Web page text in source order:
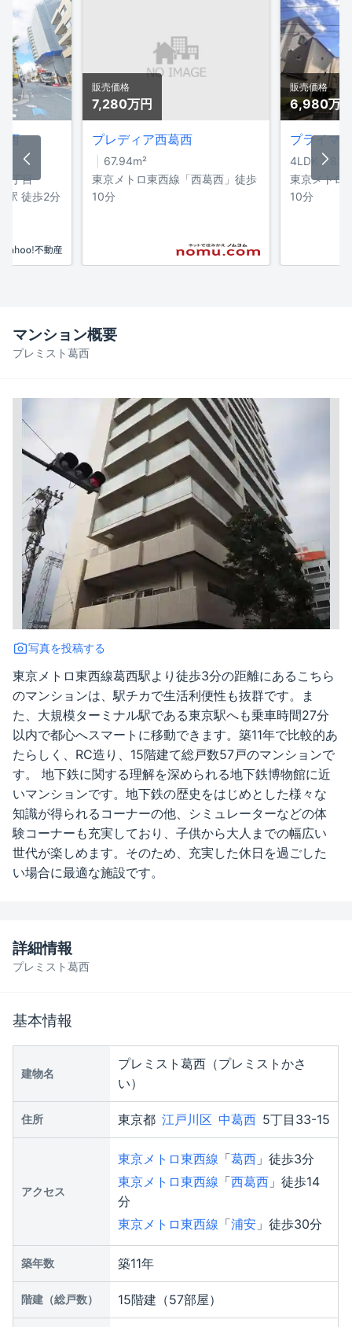
西
5丁目
駅 徒歩2分
販売価格
7,280万円
プレディア西葛西
67.94m²
東京メトロ東西線「西葛西」徒歩
10分
販売価格
6,980万
プライマ
4LDK
東京メトロ
10分
プレミスト葛西
マンション概要
写真を投稿する
東京メトロ東西線葛西駅より徒歩3分の距離にあるこちら
のマンションは、駅チカで生活利便性も抜群です。ま
た、大規模ターミナル駅である東京駅へも乗車時間27分
以内で都心へスマートに移動できます。築11年で比較的あ
たらしく、RC造り、15階建て総戸数57戸のマンションで
す。 地下鉄に関する理解を深められる地下鉄博物館に近
いマンションです。地下鉄の歴史をはじめとした様々な
知識が得られるコーナーの他、シミュレーターなどの体
験コーナーも充実しており、子供から大人までの幅広い
世代が楽しめます。そのため、充実した休日を過ごした
い場合に最適な施設です。
プレミスト葛西
詳細情報
基本情報
建物名
プレミスト葛西 （プレミストかさ
い）
住所 東京都 江戸川区 中葛西 5丁目33-15
アクセス
東京メトロ東西線 「葛西 」徒歩3分
東京メトロ東西線 「西葛西 」徒歩14
分
東京メトロ東西線 「浦安 」徒歩30分
築年数 築11年
階建（総戸数） 15階建（57部屋）